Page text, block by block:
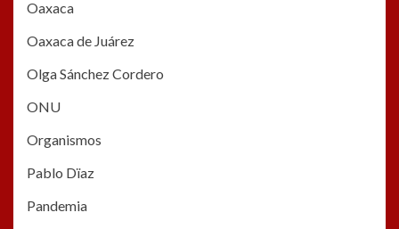
Oaxaca
Oaxaca de Juárez
Olga Sánchez Cordero
ONU
Organismos
Pablo Dïaz
Pandemia